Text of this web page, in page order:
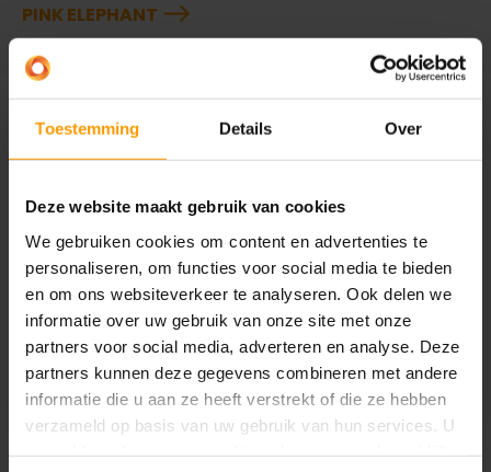
Toestemming Details Over
Deze website maakt gebruik van cookies
We gebruiken cookies om content en advertenties te
personaliseren, om functies voor social media te bieden
en om ons websiteverkeer te analyseren. Ook delen we
informatie over uw gebruik van onze site met onze
partners voor social media, adverteren en analyse. Deze
partners kunnen deze gegevens combineren met andere
informatie die u aan ze heeft verstrekt of die ze hebben
verzameld op basis van uw gebruik van hun services. U
PINK ELEPHANT